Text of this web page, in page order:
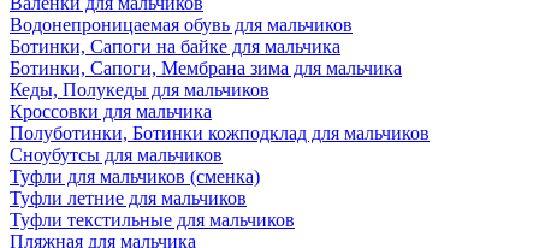
Водонепроницаемая обувь для мальчиков
Ботинки, Сапоги на байке для мальчика
Ботинки, Сапоги, Мембрана зима для мальчика
Кеды, Полукеды для мальчиков
Кроссовки для мальчика
Полуботинки, Ботинки кожподклад для мальчиков
Сноубутсы для мальчиков
Туфли для мальчиков (сменка)
Туфли летние для мальчиков
Туфли текстильные для мальчиков
Пляжная для мальчика